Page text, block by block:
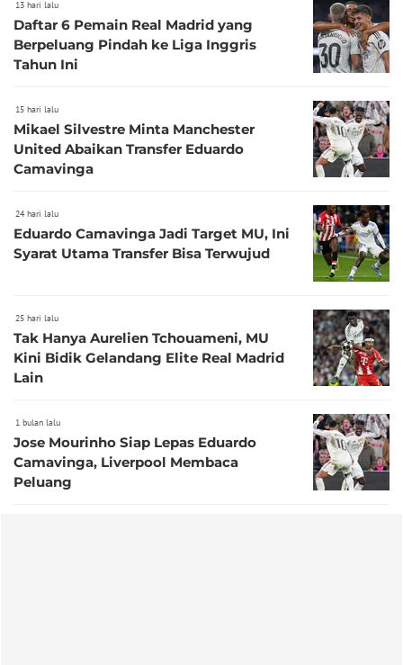
13 hari lalu
Daftar 6 Pemain Real Madrid yang
Berpeluang Pindah ke Liga Inggris
Tahun Ini
15 hari lalu
Mikael Silvestre Minta Manchester
United Abaikan Transfer Eduardo
Camavinga
24 hari lalu
Eduardo Camavinga Jadi Target MU, Ini
Syarat Utama Transfer Bisa Terwujud
25 hari lalu
Tak Hanya Aurelien Tchouameni, MU
Kini Bidik Gelandang Elite Real Madrid
Lain
1 bulan lalu
Jose Mourinho Siap Lepas Eduardo
Camavinga, Liverpool Membaca
Peluang